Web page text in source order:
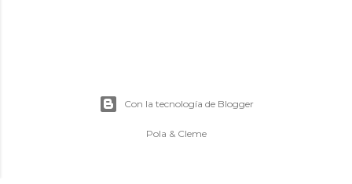
Con la tecnología de Blogger
Pola & Cleme